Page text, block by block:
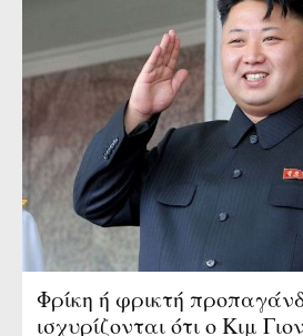
Φρίκη ή φρικτή
ισχυρίζονται ότι ο Κιμ